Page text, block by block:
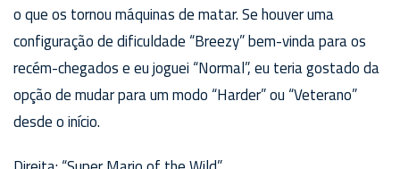
o que os tornou máquinas de matar. Se houver uma
configuração de dificuldade “Breezy” bem-vinda para os
recém-chegados e eu joguei “Normal”, eu teria gostado da
opção de mudar para um modo “Harder” ou “Veterano”
desde o início.